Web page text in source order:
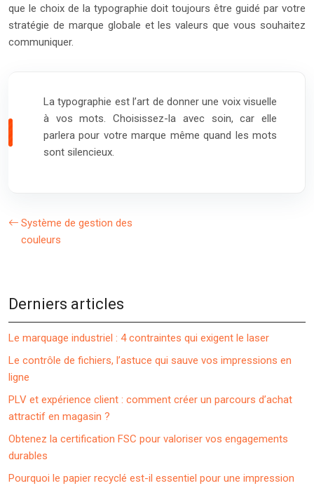
que le choix de la typographie doit toujours être guidé par votre
stratégie de marque globale et les valeurs que vous souhaitez
communiquer.
La typographie est l’art de donner une voix visuelle
à vos mots. Choisissez-la avec soin, car elle
parlera pour votre marque même quand les mots
sont silencieux.
Système de gestion des
couleurs
Derniers articles
Le marquage industriel : 4 contraintes qui exigent le laser
Le contrôle de fichiers, l’astuce qui sauve vos impressions en
ligne
PLV et expérience client : comment créer un parcours d’achat
attractif en magasin ?
Obtenez la certification FSC pour valoriser vos engagements
durables
Pourquoi le papier recyclé est-il essentiel pour une impression